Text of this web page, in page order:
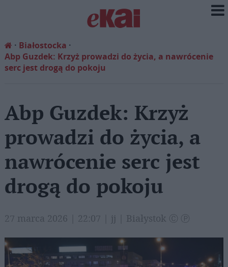
Białostocka
Abp Guzdek: Krzyż prowadzi do życia, a nawrócenie
serc jest drogą do pokoju
Abp Guzdek: Krzyż
prowadzi do życia, a
nawrócenie serc jest
drogą do pokoju
27 marca 2026 | 22:07 | jj | Białystok Ⓒ Ⓟ